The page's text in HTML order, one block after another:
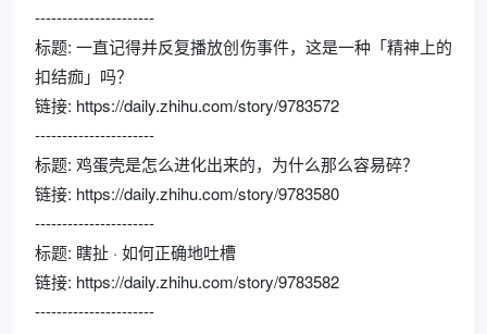
----------------------
标题: 一直记得并反复播放创伤事件，这是一种「精神上的
扣结痂」吗？
链接: https://daily.zhihu.com/story/9783572
----------------------
标题: 鸡蛋壳是怎么进化出来的，为什么那么容易碎？
链接: https://daily.zhihu.com/story/9783580
----------------------
标题: 瞎扯 · 如何正确地吐槽
链接: https://daily.zhihu.com/story/9783582
----------------------